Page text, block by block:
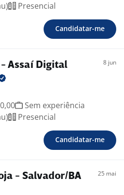
Presencial
Candidatar-me
Assaí Digital 8 jun
Sem experiência
Presencial
Candidatar-me
- Salvador/BA 25 mai